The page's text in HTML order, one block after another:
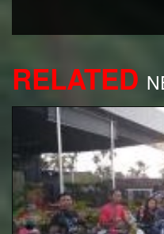
RELATED